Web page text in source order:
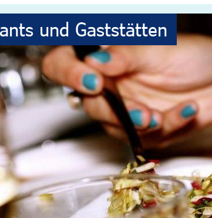
und Gaststätten